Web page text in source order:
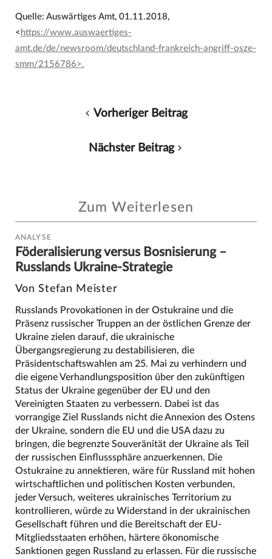
Quelle: Auswärtiges Amt, 01.11.2018,
< https://www.auswaertiges-
amt.de/de/newsroom/deutschland-frankreich-angriff-osze-
smm/2156786>.
Vorheriger Beitrag
Nächster Beitrag
Zum Weiterlesen
ANALYSE
Föderalisierung versus Bosnisierung –
Russlands Ukraine-Strategie
Von Stefan Meister
Russlands Provokationen in der Ostukraine und die
Präsenz russischer Truppen an der östlichen Grenze der
Ukraine zielen darauf, die ukrainische
Übergangsregierung zu destabilisieren, die
Präsidentschaftswahlen am 25. Mai zu verhindern und
die eigene Verhandlungsposition über den zukünftigen
Status der Ukraine gegenüber der EU und den
Vereinigten Staaten zu verbessern. Dabei ist das
vorrangige Ziel Russlands nicht die Annexion des Ostens
der Ukraine, sondern die EU und die USA dazu zu
bringen, die begrenzte Souveränität der Ukraine als Teil
der russischen Einflusssphäre anzuerkennen. Die
Ostukraine zu annektieren, wäre für Russland mit hohen
wirtschaftlichen und politischen Kosten verbunden,
jeder Versuch, weiteres ukrainisches Territorium zu
kontrollieren, würde zu Widerstand in der ukrainischen
Gesellschaft führen und die Bereitschaft der EU-
Mitgliedsstaaten erhöhen, härtere ökonomische
Sanktionen gegen Russland zu erlassen. Für die russische